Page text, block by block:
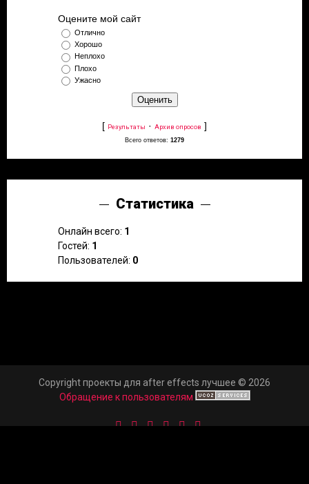
Оцените мой сайт
Отлично
Хорошо
Неплохо
Плохо
Ужасно
[ Результаты · Архив опросов ]
Всего ответов: 1279
Статистика
Онлайн всего: 1
Гостей: 1
Пользователей: 0
Copyright проекты для after effects лучшее © 2026
Обращение к пользователям